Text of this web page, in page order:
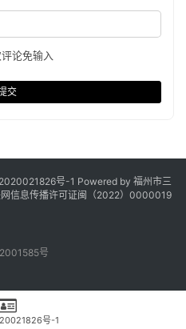
论免输入
交
号-1 Powered by 福州市三
信息传播许可证闽（2022）0000019
号
号-1